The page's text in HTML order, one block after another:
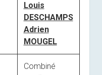
Louis
DESCHAMPS
Adrien
MOUGEL
Combiné